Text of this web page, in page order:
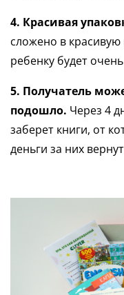
4. Красивая
сложено в
ребенку будет
5. Получатель
подошло. Через 4
заберет книги, от
деньги за них